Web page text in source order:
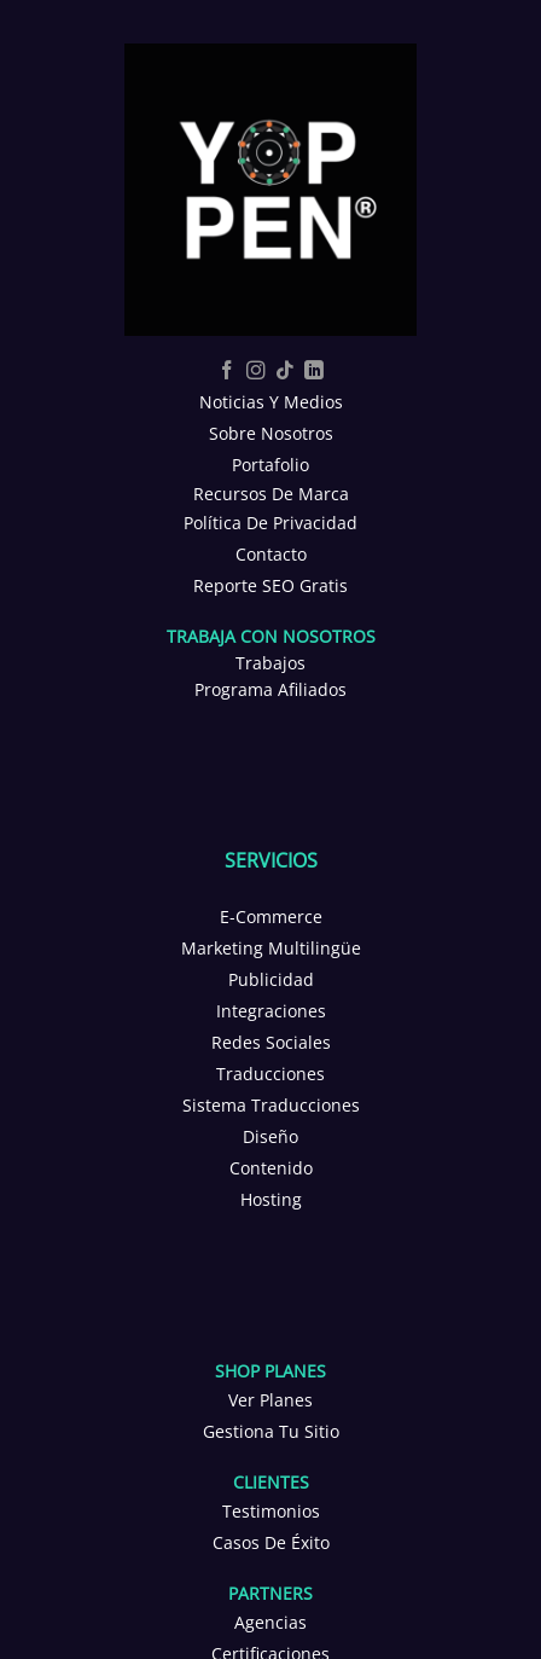
Noticias Y Medios
Sobre Nosotros
Portafolio
Recursos De Marca
Política De Privacidad
Contacto
Reporte SEO Gratis
TRABAJA CON NOSOTROS
Trabajos
Programa Afiliados
SERVICIOS
E-Commerce
Marketing Multilingüe
Publicidad
Integraciones
Redes Sociales
Traducciones
Sistema Traducciones
Diseño
Contenido
Hosting
SHOP PLANES
Ver Planes
Gestiona Tu Sitio
CLIENTES
Testimonios
Casos De Éxito
PARTNERS
Agencias
Certificaciones